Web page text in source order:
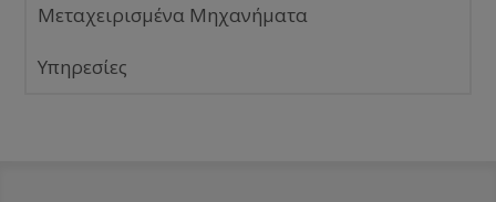
Μεταχειρισμένα Μηχανήματα
Υπηρεσίες